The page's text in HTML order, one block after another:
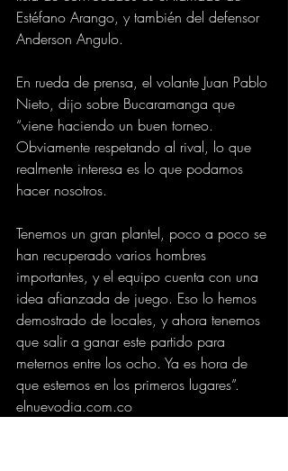
Estéfano Arango, y también del defensor
Anderson Angulo.
En rueda de prensa, el volante Juan Pablo
Nieto, dijo sobre Bucaramanga que
“viene haciendo un buen torneo.
Obviamente respetando al rival, lo que
realmente interesa es lo que podamos
hacer nosotros.
Tenemos un gran plantel, poco a poco se
han recuperado varios hombres
importantes, y el equipo cuenta con una
idea afianzada de juego. Eso lo hemos
demostrado de locales, y ahora tenemos
que salir a ganar este partido para
meternos entre los ocho. Ya es hora de
que estemos en los primeros lugares”.
elnuevodia.com.co